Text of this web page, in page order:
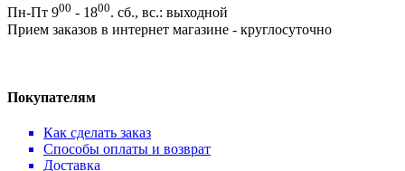
Пн-Пт 900 - 1800. сб., вс.: выходной
Прием заказов в интернет магазине - круглосуточно
Покупателям
Как сделать заказ
Способы оплаты и возврат
Доставка